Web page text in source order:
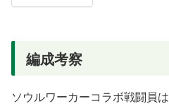
編成考察
ソウルワーカーコラボ戦闘員は